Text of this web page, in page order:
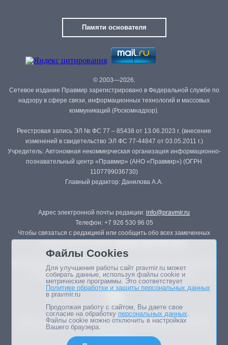
Памяти основателя
© 2003—2026.
Сетевое издание Правмир зарегистрировано в Федеральной службе по
надзору в сфере связи, информационных технологий и массовых
коммуникаций (Роскомнадзор).
Реестровая запись ЭЛ № ФС 77 – 85438 от 13.06.2023 г. (внесение
изменений в свидетельство ЭЛ ФС 77-44847 от 03.05.2011 г.)
Учредитель: Автономная некоммерческая организация информационно-
познавательный центр «Правмир» (АНО «Правмир») (ОГРН
1107799036730)
Главный редактор: Данилова А.А.
Адрес электронной почты редакции: info@pravmir.ru
Телефон: +7 926 530 96 05
Чтобы связаться с редакцией или сообщить обо всех замеченных
Републикация материалов сайта в печатных изданиях (книгах, прессе)
возможна только с письменного разрешения редакции.
Мнение авторов статей портала может не совпадать с позицией
Файлы Cookies
Для улучшения работы сайт pravmir.ru может
собирать данные, используя файлы cookie и
метрические программы. Это соответствует
Политике обработки и защиты персональных данных
в pravmir.ru
Продолжая работу с сайтом, Вы даете свое
согласие на обработку персональных данных.
Файлы cookie можно отключить в настройках
Вашего браузера.